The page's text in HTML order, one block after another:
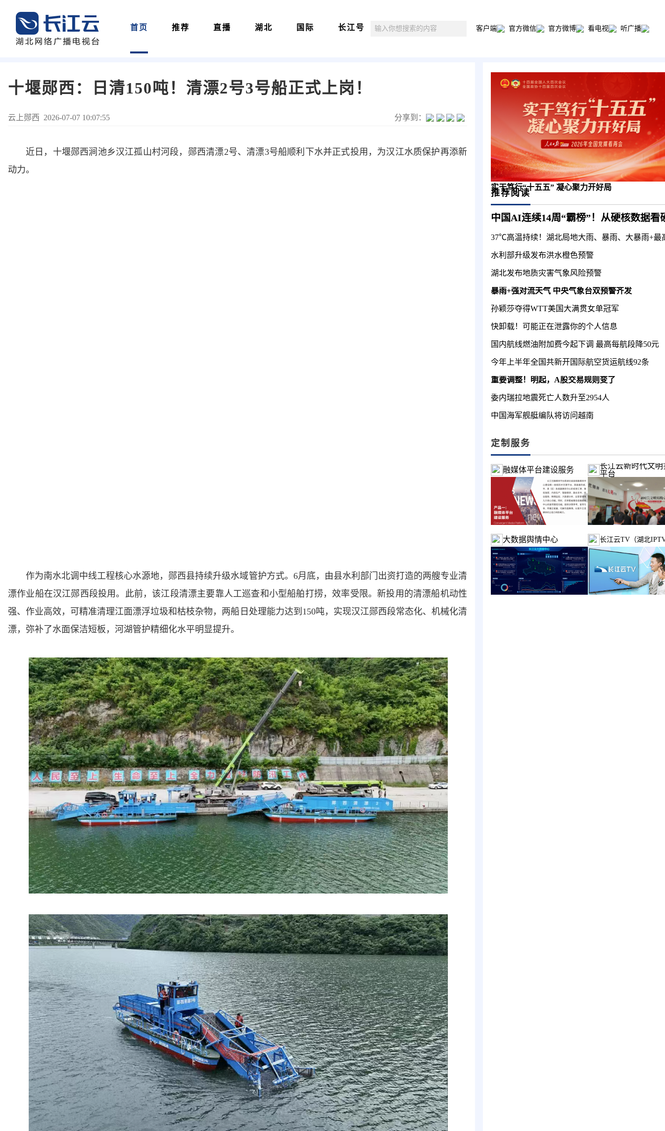
首页 推荐 直播 湖北 国际 长江号 客户端 官方微信 官方微博 看电视 听广播
十堰郧西：日清150吨！清漂2号3号船正式上岗！
云上郧西 2026-07-07 10:07:55 分享到：
近日，十堰郧西涧池乡汉江孤山村河段， 郧西清漂2号、清漂3号船顺利下水并正式投用， 为汉江水质保护再添新
动力。
作为南水北调中线工程核心水源地，郧西县持续升级水域管护方式。6月底，由县水利部门出资打造的两艘专业清
漂作业船在汉江郧西段投用。此前，该江段清漂主要靠人工巡查和小型船舶打捞，效率受限。新投用的清漂船机动性
强、作业高效，可精准清理江面漂浮垃圾和枯枝杂物，两船日处理能力达到150吨，实现汉江郧西段常态化、机械化清
漂，弥补了水面保洁短板，河湖管护精细化水平明显提升。
实干笃行“十五五” 凝心聚力开好局
推荐阅读
水利部升级发布洪水橙色预警
湖北发布地质灾害气象风险预警
暴雨+强对流天气 中央气象台双预警齐发
孙颖莎夺得WTT美国大满贯女单冠军
快卸载！可能正在泄露你的个人信息
国内航线燃油附加费今起下调 最高每航段降50元
今年上半年全国共新开国际航空货运航线92条
重要调整！明起，A股交易规则变了
委内瑞拉地震死亡人数升至2954人
中国海军舰艇编队将访问越南
定制服务
融媒体平台建设服务
长江云新时代文明
平台
大数据舆情中心 长江云TV（湖北